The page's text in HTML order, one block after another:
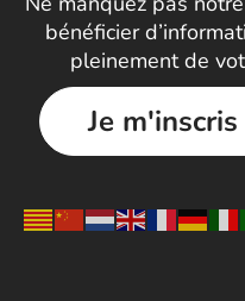
bénéficier
pleinement de
Je